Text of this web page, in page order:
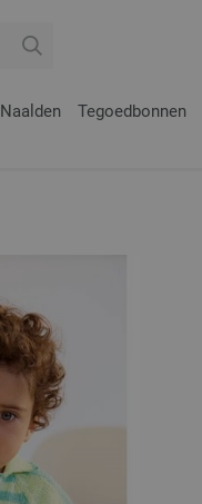
Naalden Tegoedbonnen